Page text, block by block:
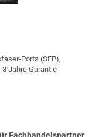
Ports (SFP),
3 Jahre Garantie